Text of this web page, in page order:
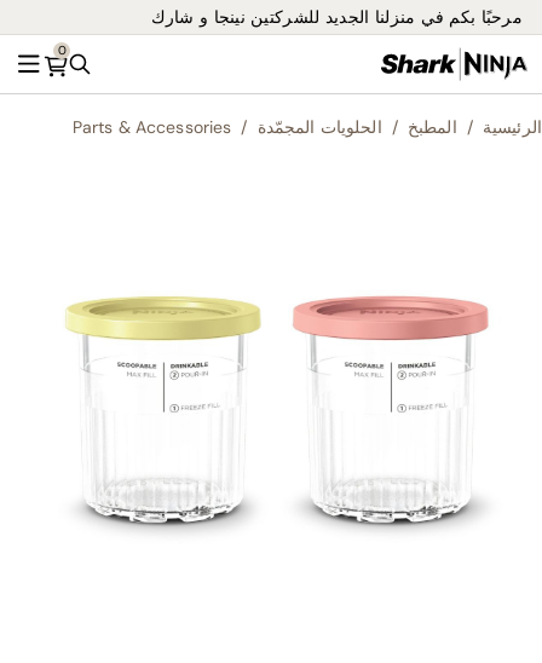
مرحبًا بكم في منزلنا الجديد للشركتين نينجا و شارك
بحث
0
الرئيسية المطبخ الحلويات المجمّدة Parts & Accessories